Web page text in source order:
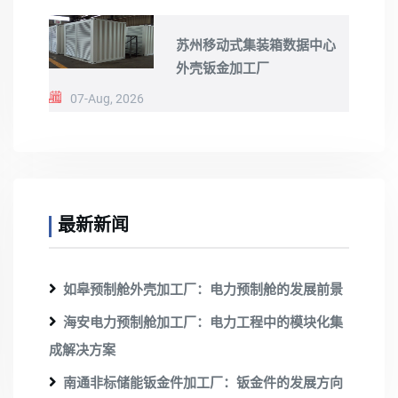
苏州移动式集装箱数据中心
外壳钣金加工厂
07-Aug, 2026
最新新闻
如皋预制舱外壳加工厂：电力预制舱的发展前景
海安电力预制舱加工厂：电力工程中的模块化集
成解决方案
南通非标储能钣金件加工厂：钣金件的发展方向